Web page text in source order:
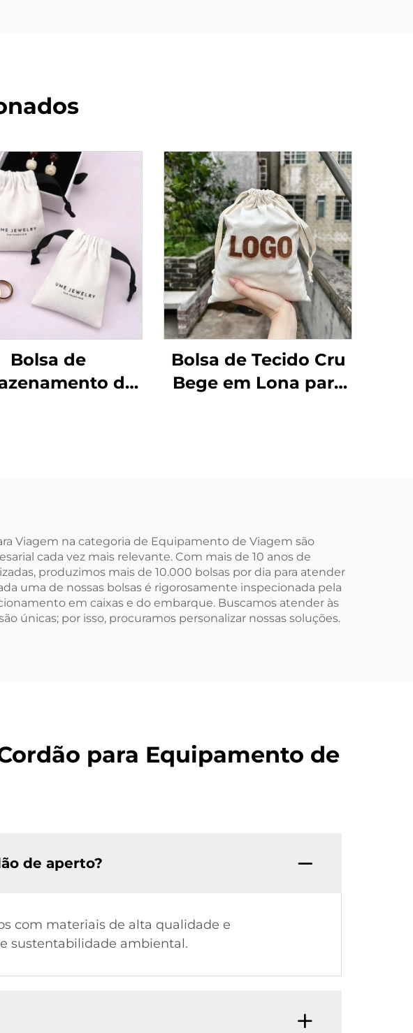
Bolsa de
de
para
Feminina
Bolsa de Tecido Cru
Bege em Lona para
Fecho com Cordão
para Uso Diário,
Viagens e Atividades
ao Ar Livre
Viagem na categoria de Equipamento de Viagem são
cada vez mais relevante. Com mais de 10 anos de
produzimos mais de 10.000 bolsas por dia para atender
uma de nossas bolsas é rigorosamente inspecionada pela
em caixas e do embarque. Buscamos atender às
únicas; por isso, procuramos personalizar nossas soluções.
para Equipamento de
de aperto?
com materiais de alta qualidade e
sustentabilidade ambiental.